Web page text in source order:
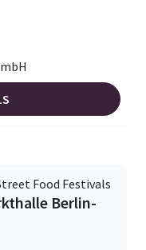
Food Festivals
Berlin-